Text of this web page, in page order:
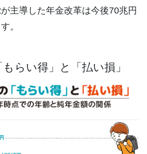
主導した年金改革は今後70兆円
。
らい得」と「払い損」